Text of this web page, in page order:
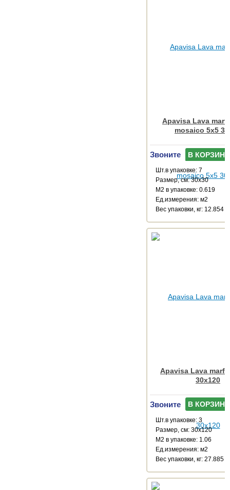
Apavisa Lava
mosaico 5x5
Звоните В КОРЗИНУ
Шт.в упаковке: 7
Размер, см: 30x30
М2 в упаковке: 0.619
Ед.измерения: м2
Веc упаковки, кг: 12.854
Apavisa Lava
30x120
Звоните В КОРЗИНУ
Шт.в упаковке: 3
Размер, см: 30x120
М2 в упаковке: 1.06
Ед.измерения: м2
Веc упаковки, кг: 27.885